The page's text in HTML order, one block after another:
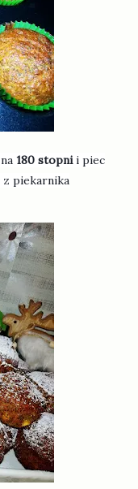
180 stopnii piec
z piekarnika